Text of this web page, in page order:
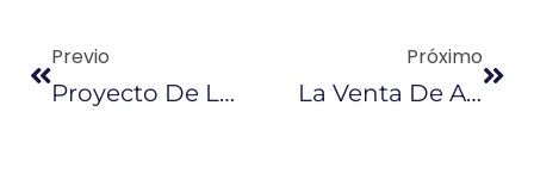
Previo
Proyecto De Ley Incluye Incentivos Por 24 Meses
Próximo
La Venta De Autos Híbridos Y Eléctricos Creció En 2017